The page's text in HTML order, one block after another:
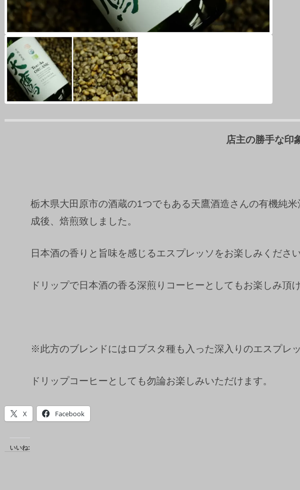
店主の勝手な印
栃木県大田原市の酒蔵の1つでもある天鷹酒造さんの有機純
成後、焙煎致しました。
日本酒の香りと旨味を感じるエスプレッソをお楽しみください
ドリップで日本酒の香る深煎りコーヒーとしてもお楽しみ頂け
※此方のブレンドにはロブスタ種も入った深入りのエスプレ
ドリップコーヒーとしても勿論お楽しみいただけます。
X Facebook
いいね: